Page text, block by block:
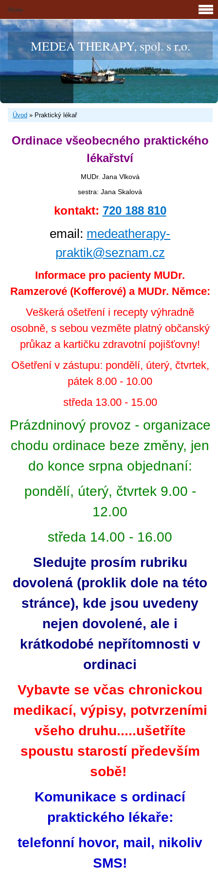
MEDEA THERAPY, spol. s r.o.
Úvod » Praktický lékař
Ordinace všeobecného praktického
lékařství
MUDr. Jana Vlková
sestra: Jana Skalová
kontakt: 720 188 810
email: medeatherapy-
praktik@seznam.cz
Informace pro pacienty MUDr.
Ramzerové (Kofferové) a MUDr. Němce:
Veškerá ošetření i recepty výhradně
osobně, s sebou vezměte platný občanský
průkaz a kartičku zdravotní pojišťovny!
Ošetření v zástupu: pondělí, úterý, čtvrtek,
pátek 8.00 - 10.00
středa 13.00 - 15.00
Prázdninový provoz - organizace
chodu ordinace beze změny, jen
do konce srpna objednaní:
pondělí, úterý, čtvrtek 9.00 -
12.00
středa 14.00 - 16.00
Sledujte prosím rubriku
dovolená (proklik dole na této
stránce), kde jsou uvedeny
nejen dovolené, ale i
krátkodobé nepřítomnosti v
ordinaci
Vybavte se včas chronickou
medikací, výpisy, potvrzeními
všeho druhu.....ušetříte
spoustu starostí především
sobě!
Komunikace s ordinací
praktického lékaře:
telefonní hovor, mail, nikoliv
SMS!
Menu